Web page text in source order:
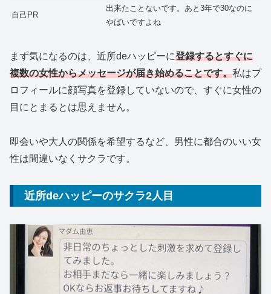
自己PR
出来たことないです。あと3年で30なのに
やばいですよね
まず気になるのは、近所deハッピーに登録するとすぐに
複数の女性からメッセージが届き始めることです。私はプ
ロフィールに顔写真を登録していないので、すぐに女性の
目にとまるとは思えません。
即会いや大人の関係を希望するなど、男性に都合のいい女
性は間違いなくサクラです。
近所deハッピーのサクラ2人目